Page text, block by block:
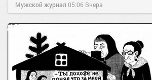
Мужской журнал 05:06 Вчера